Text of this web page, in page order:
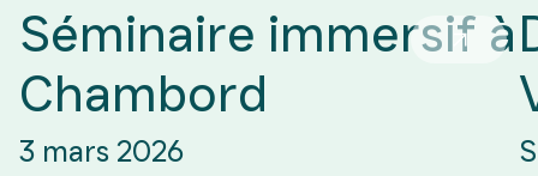
Séminaire immersif à
Chambord
3 mars 2026